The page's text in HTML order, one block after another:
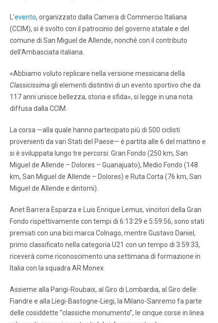
L’evento, organizzato dalla Camera di Commercio Italiana
(CCIM), si è svolto con il patrocinio del governo statale e del
comune di San Miguel de Allende, nonché con il contributo
dell’Ambasciata italiana.
«Abbiamo voluto replicare nella versione messicana della
Classicissimagli elementi distintivi di un evento sportivo che da
117 anni unisce bellezza, storia e sfida», si legge in una nota
diffusa dalla CCIM.
La corsa —alla quale hanno partecipato più di 500 ciclisti
provenienti da vari Stati del Paese— è partita alle 6 del mattino e
si è sviluppata lungo tre percorsi: Gran Fondo (250 km, San
Miguel de Allende – Dolores – Guanajuato), Medio Fondo (148
km, San Miguel de Allende – Dolores) e Ruta Corta (76 km, San
Miguel de Allende e dintorni).
Anet Barrera Esparza e Luis Enrique Lemus, vincitori della Gran
Fondo rispettivamente con tempi di 6:13:29 e 5:59:56, sono stati
premiati con una bici marca Colnago, mentre Gustavo Daniel,
primo classificato nella categoria U21 con un tempo di 3:59:33,
riceverà come riconoscimento una settimana di formazione in
Italia con la squadra AR Monex.
Assieme alla Parigi-Roubaix, al Giro di Lombardia, al Giro delle
Fiandre e alla Liegi-Bastogne-Liegi, la Milano-Sanremo fa parte
delle cosiddette “classiche monumento”, le cinque corse in linea